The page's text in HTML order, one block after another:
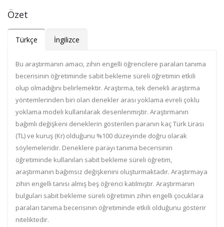
Özet
Türkçe İngilizce
Bu araştırmanın amacı, zihin engelli öğrencilere paraları tanıma
becerisinin öğretiminde sabit bekleme süreli öğretimin etkili
olup olmadığını belirlemektir. Araştırma, tek denekli araştırma
yöntemlerinden biri olan denekler arası yoklama evreli çoklu
yoklama modeli kullanılarak desenlenmiştir. Araştırmanın
bağımlı değişkeni deneklerin gösterilen paranın kaç Türk Lirası
(TL) ve kuruş (Kr) olduğunu %100 düzeyinde doğru olarak
söylemeleridir. Deneklere parayı tanıma becerisinin
öğretiminde kullanılan sabit bekleme süreli öğretim,
araştırmanın bağımsız değişkenini oluşturmaktadır. Araştırmaya
zihin engelli tanısı almış beş öğrenci katılmıştır. Araştırmanın
bulguları sabit bekleme süreli öğretimin zihin engelli çocuklara
paraları tanıma becerisinin öğretiminde etkili olduğunu gösterir
niteliktedir.